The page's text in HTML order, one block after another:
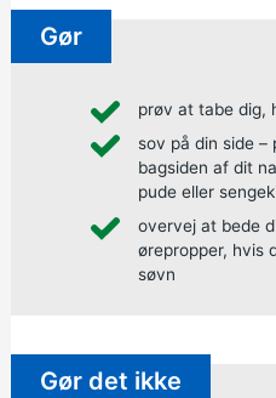
Gør
prøv at tabe dig,
sov på din side –
bagsiden af dit
pude eller
overvej at bede
ørepropper, hvis
søvn
Gør det ikke